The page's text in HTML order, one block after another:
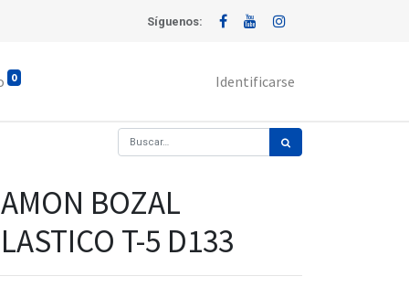
Síguenos:
0 Identificarse
BOZAL
T-5 D133